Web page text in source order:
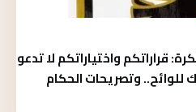
قراراتكم واختياراتكم لا تدعو
للوائح.. وتصريحات الحكام